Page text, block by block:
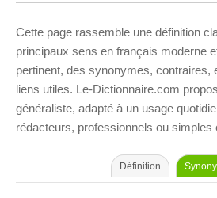
Cette page rassemble une définition
principaux sens en français moderne
pertinent, des synonymes, contraires,
liens utiles. Le-Dictionnaire.com
généraliste, adapté à un usage
rédacteurs, professionnels ou simples
Définition